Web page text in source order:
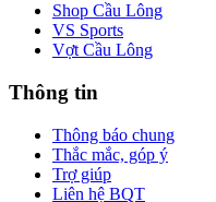
Shop Cầu Lông
VS Sports
Vợt Cầu Lông
Thông tin
Thông báo chung
Thắc mắc, góp ý
Trợ giúp
Liên hệ BQT